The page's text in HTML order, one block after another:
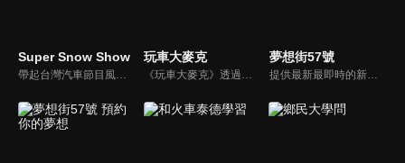
Super Snow Show
帶起台灣汽車節目風潮，前TVBS《地球黃金線》與東森《夢想街57號》主持人，「車界女神」廖盈婷，自製談話性節目《Super Snow Show》，持續以熱情和風趣的主持風格，打造出高人氣試車頻道，介紹車與生活。
玩車大麥克
《玩車大麥克》透過輕鬆、愉快的方式，把汽車、親子、旅遊與美食等相關資訊傳達給網友們。玩樂生活、輕鬆懂車！
夢想街57號
提供最新最即時的新車資訊、邀請汽車達人分享試車報告，同時幫觀眾做最仔細的車款集評。還有專家分享最實用、最省錢的愛車維修撇步，甚至將難得一見的限量車、改裝車直接搬到棚內，將更專業、更豐富、更多元化的內容呈現給觀眾。